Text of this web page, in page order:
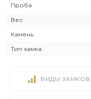
Проба
Вес
Камень
Тип замка
ВИДЫ ЗАМКОВ